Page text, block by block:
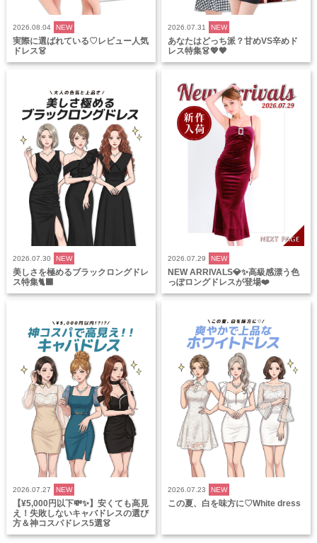
2026.08.04 NEW
実際に選ばれている♡レビュー人気
ドレス👗
2026.07.31 NEW
あなたはどっち派？甘めVS辛めド
レス特集👗💖🖤
2026.07.30 NEW
美しさを極めるブラックロングドレ
ス特集🐈‍⬛
2026.07.29 NEW
NEW ARRIVALS💎✨高級感漂う色
っぽロングドレスが登場❤️
2026.07.27 NEW
【¥5,000円以下💸✨】安くても高見
え！失敗しないキャバドレスの選び
方＆神コスパドレス5選👗
2026.07.23 NEW
この夏、白を味方に♡White dress